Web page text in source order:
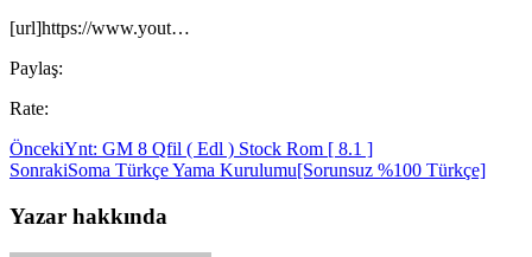
[url]https://www.yout…
Paylaş:
Rate:
ÖncekiYnt: GM 8 Qfil ( Edl ) Stock Rom [ 8.1 ]
SonrakiSoma Türkçe Yama Kurulumu[Sorunsuz %100 Türkçe]
Yazar hakkında